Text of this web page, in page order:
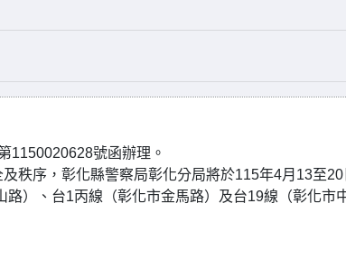
1150020628號函辦理。
秩序，彰化縣警察局彰化分局將於115年4月13至
）、台1丙線（彰化市金馬路）及台19線（彰化市